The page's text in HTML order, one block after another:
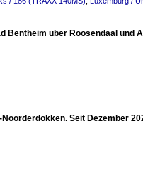
Bentheim über Roosendaal und
Seit Dezember